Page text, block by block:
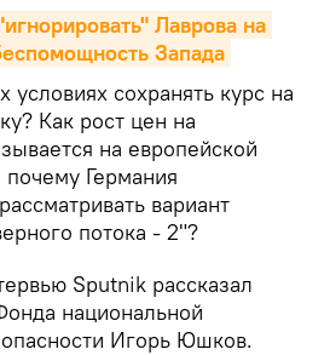
Лаврова на
Запада
условиях сохранять курс на
Как рост цен на
на европейской
Германия
вариант
потока - 2"?
Sputnik рассказал
национальной
Игорь Юшков.